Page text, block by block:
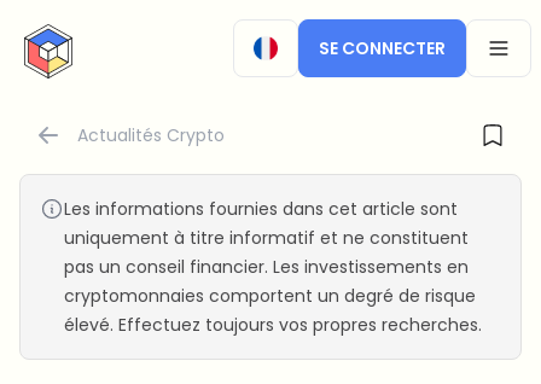
CryptoTicker
SE CONNECTER
Actualités Crypto
Les informations fournies dans cet article sont
uniquement à titre informatif et ne constituent
pas un conseil financier. Les investissements en
cryptomonnaies comportent un degré de risque
élevé. Effectuez toujours vos propres recherches.